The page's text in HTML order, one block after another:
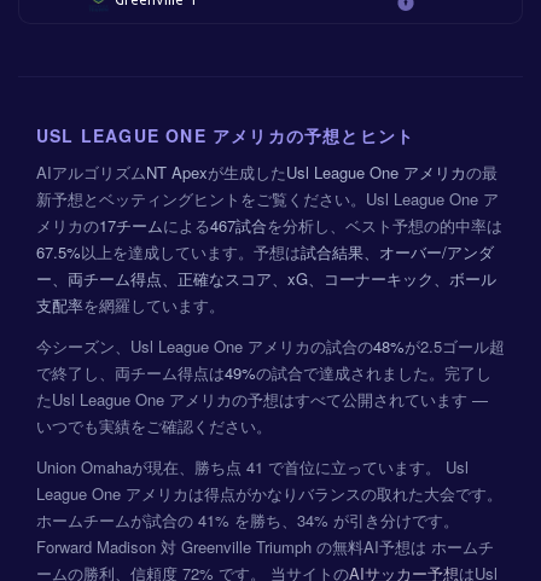
USL LEAGUE ONE アメリカの予想とヒント
AIアルゴリズムNT Apexが生成したUsl League One アメリカの最
新予想とベッティングヒントをご覧ください。Usl League One ア
メリカの17チームによる467試合を分析し、ベスト予想の的中率は
67.5%以上を達成しています。予想は試合結果、オーバー/アンダ
ー、両チーム得点、正確なスコア、xG、コーナーキック、ボール
支配率を網羅しています。
今シーズン、Usl League One アメリカの試合の48%が2.5ゴール超
で終了し、両チーム得点は49%の試合で達成されました。完了し
たUsl League One アメリカの予想はすべて公開されています —
いつでも実績をご確認ください。
Union Omahaが現在、勝ち点 41 で首位に立っています。 Usl
League One アメリカは得点がかなりバランスの取れた大会です。
ホームチームが試合の 41% を勝ち、34% が引き分けです。
Forward Madison 対 Greenville Triumph の無料AI予想は ホームチ
ームの勝利、信頼度 72% です。 当サイトのAIサッカー予想はUsl